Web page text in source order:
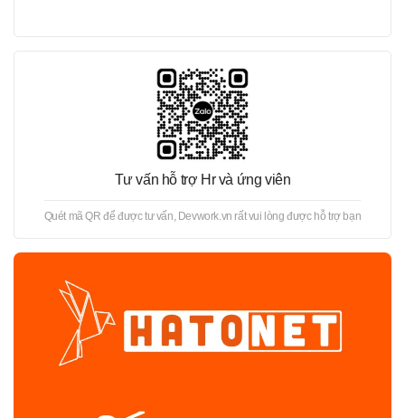
Tư vấn hỗ trợ Hr và ứng viên
Quét mã QR để được tư vấn, Devwork.vn rất vui lòng được hỗ trợ bạn